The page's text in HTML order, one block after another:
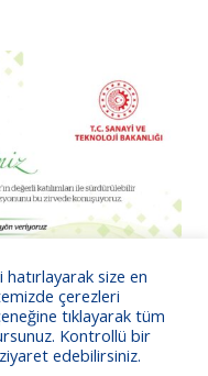
size en
çerezleri
tıklayarak tüm
Kontrollü bir
edebilirsiniz.